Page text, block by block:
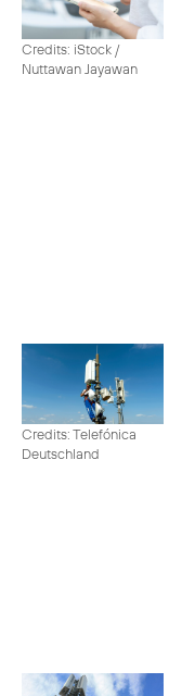
Credits: iStock /
Nuttawan Jayawan
Credits: Telefónica
Deutschland